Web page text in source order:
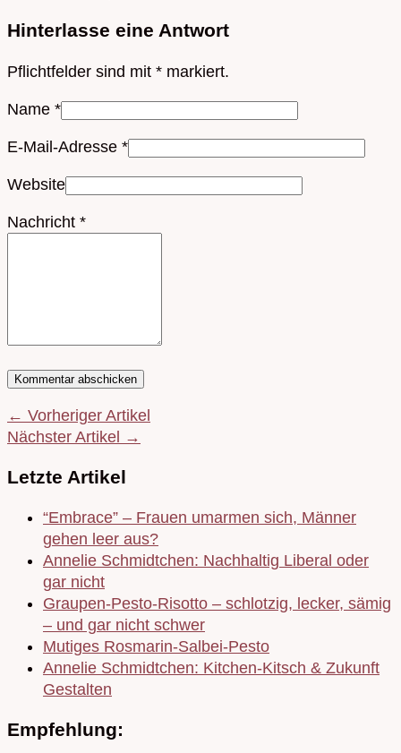
Hinterlasse eine Antwort
Pflichtfelder sind mit * markiert.
Name *
E-Mail-Adresse *
Website
Nachricht *
← Vorheriger Artikel
Nächster Artikel →
Letzte Artikel
“Embrace” – Frauen umarmen sich, Männer
gehen leer aus?
Annelie Schmidtchen: Nachhaltig Liberal oder
gar nicht
Graupen-Pesto-Risotto – schlotzig, lecker, sämig
– und gar nicht schwer
Mutiges Rosmarin-Salbei-Pesto
Annelie Schmidtchen: Kitchen-Kitsch & Zukunft
Gestalten
Empfehlung: